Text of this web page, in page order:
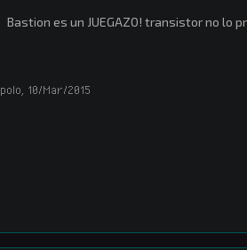
Bastion es un JUEGAZO! transistor no lo
polo, 10/Mar/2015